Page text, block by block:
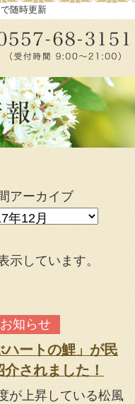
随時更新
アーカイブ
示しています。
お知らせ
ハートの鯉」が民
されました！
が上昇している松風